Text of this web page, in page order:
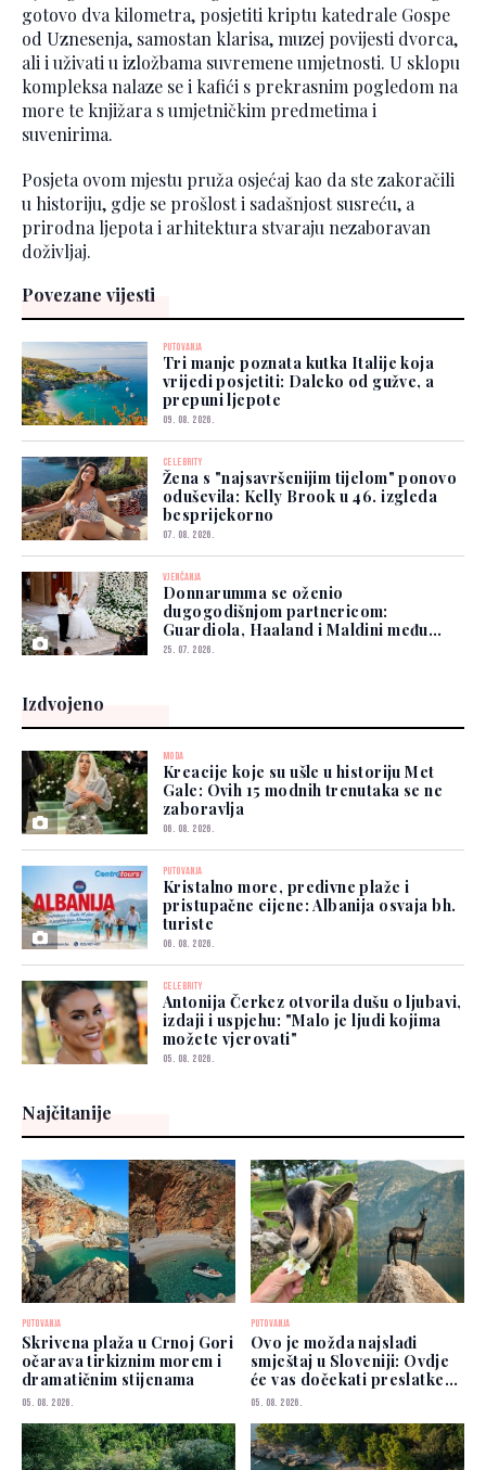
gotovo dva kilometra, posjetiti kriptu katedrale Gospe
od Uznesenja, samostan klarisa, muzej povijesti dvorca,
ali i uživati u izložbama suvremene umjetnosti. U sklopu
kompleksa nalaze se i kafići s prekrasnim pogledom na
more te knjižara s umjetničkim predmetima i
suvenirima.
Posjeta ovom mjestu pruža osjećaj kao da ste zakoračili
u historiju, gdje se prošlost i sadašnjost susreću, a
prirodna ljepota i arhitektura stvaraju nezaboravan
doživljaj.
Povezane vijesti
PUTOVANJA
Tri manje poznata kutka Italije koja
vrijedi posjetiti: Daleko od gužve, a
prepuni ljepote
09. 08. 2026.
CELEBRITY
Žena s "najsavršenijim tijelom" ponovo
oduševila: Kelly Brook u 46. izgleda
besprijekorno
07. 08. 2026.
VJENČANJA
Donnarumma se oženio
dugogodišnjom partnericom:
Guardiola, Haaland i Maldini među
gostima
25. 07. 2026.
Izdvojeno
MODA
Kreacije koje su ušle u historiju Met
Gale: Ovih 15 modnih trenutaka se ne
zaboravlja
06. 08. 2026.
PUTOVANJA
Kristalno more, predivne plaže i
pristupačne cijene: Albanija osvaja bh.
turiste
06. 08. 2026.
CELEBRITY
Antonija Čerkez otvorila dušu o ljubavi,
izdaji i uspjehu: "Malo je ljudi kojima
možete vjerovati"
05. 08. 2026.
Najčitanije
PUTOVANJA
Skrivena plaža u Crnoj Gori
očarava tirkiznim morem i
dramatičnim stijenama
05. 08. 2026.
PUTOVANJA
Ovo je možda najslađi
smještaj u Sloveniji: Ovdje
će vas dočekati preslatke
koze
05. 08. 2026.